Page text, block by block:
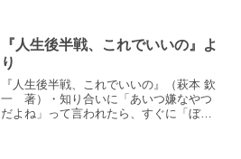
るから・感謝は口頭のみで済ま...
『人生後半戦、これでいいの』よ
り
『人生後半戦、これでいいの』（萩本 欽
一 著）・知り合いに「あいつ嫌なやつ
だよね」って言われたら、すぐに「ぼく